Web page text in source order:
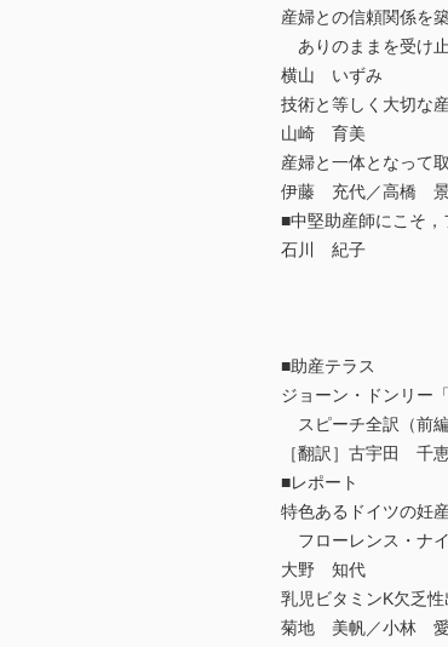
産婦との信頼関係を
ありのままを受け
横山 いずみ
技術と等しく大切な
山崎 育美
産婦と一体となって
伊藤 充代／高橋
■中堅助産師にこそ，
石川 紀子
■助産テラス
ジョーン・ドンリー
スピーチ全訳（前編
［翻訳］古宇田 千
■レポート
特色あるドイツの妊
フローレンス・ナ
大野 知代
乳児ビタミンK欠乏
菊地 美帆／小林